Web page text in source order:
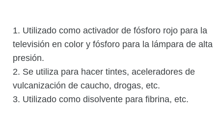
1. Utilizado como activador de fósforo rojo para la
televisión en color y fósforo para la lámpara de alta
presión.
2. Se utiliza para hacer tintes, aceleradores de
vulcanización de caucho, drogas, etc.
3. Utilizado como disolvente para fibrina, etc.